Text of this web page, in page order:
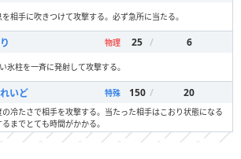
相手に吹きつけて攻撃する。必ず急所に当たる。
物理 25 / 6
氷柱を一斉に発射して攻撃する。
いど 特殊 150 / 20
の冷たさで相手を攻撃する。当たった相手はこおり状態になる
までとても時間がかかる。